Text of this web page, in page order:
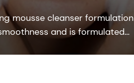
mousse cleanser formulation
and is formulated
and natural and organic